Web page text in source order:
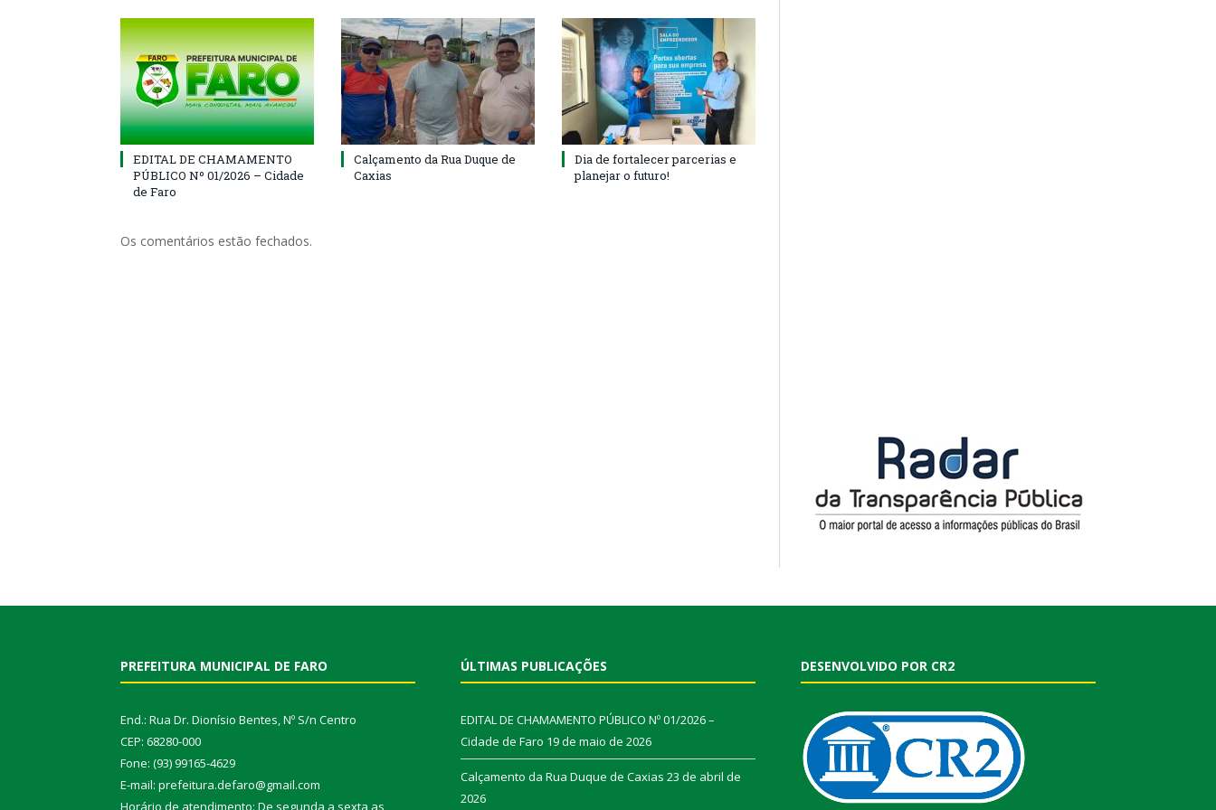
EDITAL DE CHAMAMENTO
PÚBLICO Nº 01/2026 – Cidade
de Faro
Calçamento da Rua Duque de
Caxias
Dia de fortalecer parcerias e
planejar o futuro!
Os comentários estão fechados.
PREFEITURA MUNICIPAL DE FARO
End.: Rua Dr. Dionísio Bentes, Nº S/n Centro
CEP: 68280-000
Fone: (93) 99165-4629
E-mail: prefeitura.defaro@gmail.com
Horário de atendimento: De segunda a sexta as
ÚLTIMAS PUBLICAÇÕES
EDITAL DE CHAMAMENTO PÚBLICO Nº 01/2026 –
Cidade de Faro 19 de maio de 2026
Calçamento da Rua Duque de Caxias 23 de abril de
2026
DESENVOLVIDO POR CR2